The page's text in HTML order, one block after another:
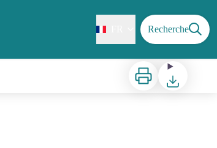
Recherche
Imprimer Télécharger